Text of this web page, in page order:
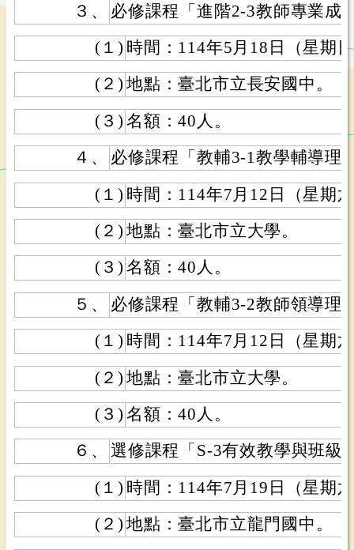
３、
必修課程「進階2-3教師專業成
(１) 時間：114年5月18日（星期
(２) 地點：臺北市立長安國中。
(３) 名額：40人。
４、
必修課程「教輔3-1教學輔導理
(１) 時間：114年7月12日（星期
(２) 地點：臺北市立大學。
(３) 名額：40人。
５、
必修課程「教輔3-2教師領導理
(１) 時間：114年7月12日（星期
(２) 地點：臺北市立大學。
(３) 名額：40人。
６、
選修課程「S-3有效教學與班級
(１) 時間：114年7月19日（星期
(２) 地點：臺北市立龍門國中。